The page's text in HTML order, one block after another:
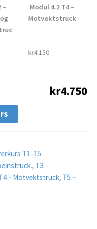
–
Modul 4.2 T4 –
Motvektstruck
kr4.150
kr4.750
T1-T5
, T3 –
- Motvektstruck, T5 –